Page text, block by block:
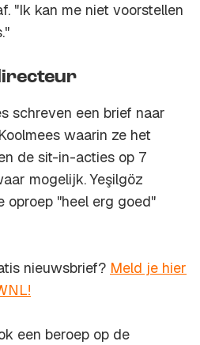
"Ik kan me niet voorstellen
schreven een brief naar
waarin ze het
de sit-in-acties op 7
mogelijk. Yeşilgöz
oproep "heel erg goed"
nieuwsbrief? Meld je hier
een beroep op de